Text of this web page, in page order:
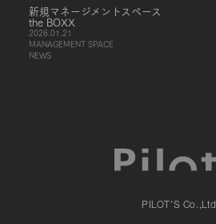
新規マネージメントスペース
the BOXX
2026.01.21
MANAGEMENT SPACE
NEWS
PILOT'S Co.,Ltd